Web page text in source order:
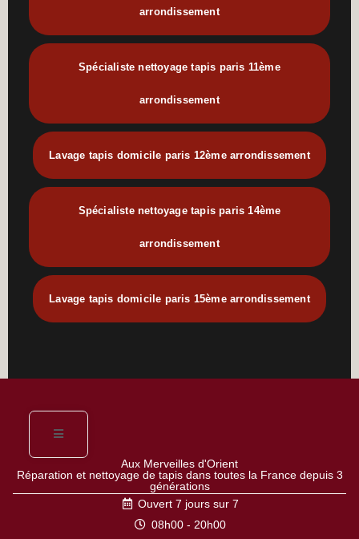
arrondissement
Spécialiste nettoyage tapis paris 11ème
arrondissement
Lavage tapis domicile paris 12ème arrondissement
Spécialiste nettoyage tapis paris 14ème
arrondissement
Lavage tapis domicile paris 15ème arrondissement
Aux Merveilles d'Orient
Réparation et nettoyage de tapis dans toutes la France depuis 3
générations
Ouvert 7 jours sur 7
08h00 - 20h00